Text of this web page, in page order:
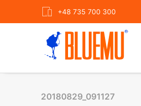
+48 735 700 300
20180829_091127